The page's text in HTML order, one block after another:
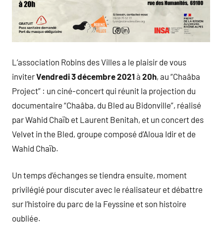
L’association Robins des Villes a le plaisir de vous
inviterVendredi 3 décembre 2021 à 20h, au “Chaâba
Project” : un ciné-concert qui réunit la projection du
documentaire “Chaâba, du Bled au Bidonville”, réalisé
par Wahid Chaïb et Laurent Benitah, et un concert des
Velvet in the Bled, groupe composé d’Aloua Idir et de
Wahid Chaïb.
Un temps d’échanges se tiendra ensuite, moment
privilégié pour discuter avec le réalisateur et débattre
sur l’histoire du parc de la Feyssine et son histoire
oubliée.